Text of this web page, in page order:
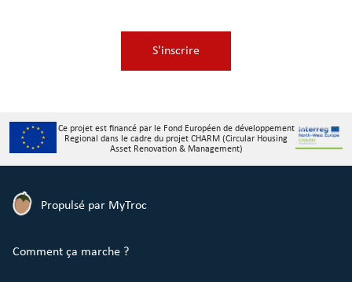
S'inscrire
Ce projet est financé par le Fond Européen de développement
Regional dans le cadre du projet CHARM (Circular Housing
Asset Renovation & Management)
Propulsé par MyTroc
Comment ça marche ?